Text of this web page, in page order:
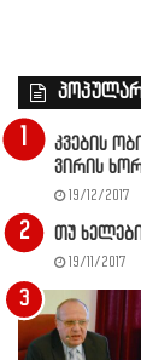
კვების
ვირის
19/12/2017
თუ
19/11/2017